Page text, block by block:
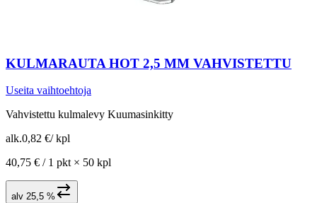
KULMARAUTA HOT 2,5 MM VAHVISTETTU
Useita vaihtoehtoja
Vahvistettu kulmalevy Kuumasinkitty
alk.0,82 €/ kpl
40,75 € / 1 pkt × 50 kpl
alv 25,5 %